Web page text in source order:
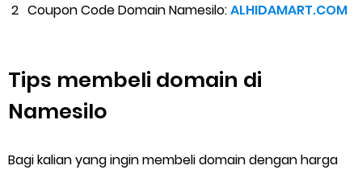
Coupon Code Domain Namesilo:ALHIDAMART.COM
Tips membeli domain di
Namesilo
Bagi kalian yang ingin membeli domain dengan harga